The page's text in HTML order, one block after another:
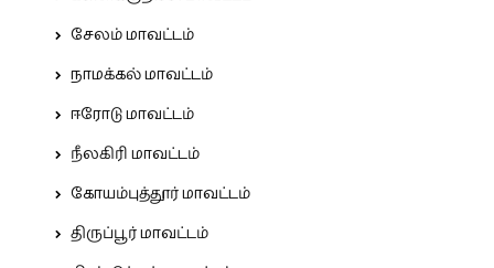
சேலம் மாவட்டம்
நாமக்கல் மாவட்டம்
ஈரோடு மாவட்டம்
நீலகிரி மாவட்டம்
கோயம்புத்தூர் மாவட்டம்
திருப்பூர் மாவட்டம்